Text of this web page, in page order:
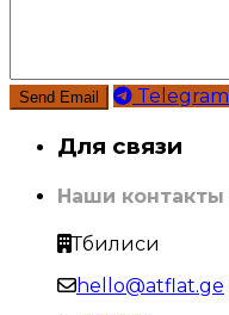
Telegram
Для связи
Наши контакты
Тбилиси
hello@atflat.ge